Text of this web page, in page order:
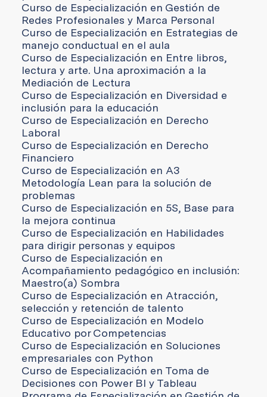
Curso de Especialización en Gestión de
Redes Profesionales y Marca Personal
Curso de Especialización en Estrategias de
manejo conductual en el aula
Curso de Especialización en Entre libros,
lectura y arte. Una aproximación a la
Mediación de Lectura
Curso de Especialización en Diversidad e
inclusión para la educación
Curso de Especialización en Derecho
Laboral
Curso de Especialización en Derecho
Financiero
Curso de Especialización en A3
Metodología Lean para la solución de
problemas
Curso de Especialización en 5S, Base para
la mejora continua
Curso de Especialización en Habilidades
para dirigir personas y equipos
Curso de Especialización en
Acompañamiento pedagógico en inclusión:
Maestro(a) Sombra
Curso de Especialización en Atracción,
selección y retención de talento
Curso de Especialización en Modelo
Educativo por Competencias
Curso de Especialización en Soluciones
empresariales con Python
Curso de Especialización en Toma de
Decisiones con Power BI y Tableau